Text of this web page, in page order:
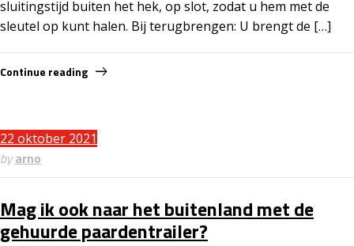
sluitingstijd buiten het hek, op slot, zodat u hem met de
sleutel op kunt halen. Bij terugbrengen: U brengt de […]
Continue reading
22 oktober 2021
byarno
Mag ik ook naar het buitenland met de
gehuurde paardentrailer?